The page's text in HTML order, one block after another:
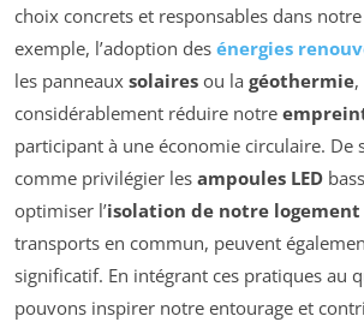
choix concrets et responsables dans
exemple, l’adoption des énergies
les panneaux solaires ou la géothermie
considérablement réduire notre
participant à une économie circulaire. De
comme privilégier les ampoules LED
optimiser l’isolation de notre logement
transports en commun, peuvent
significatif. En intégrant ces pratiques au
pouvons inspirer notre entourage et